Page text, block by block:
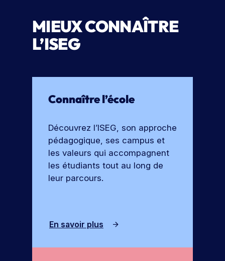
MIEUX CONNAÎTRE
L’ISEG
Connaître l’école
Découvrez l’ISEG, son approche
pédagogique, ses campus et
les valeurs qui accompagnent
les étudiants tout au long de
leur parcours.
En savoir plus